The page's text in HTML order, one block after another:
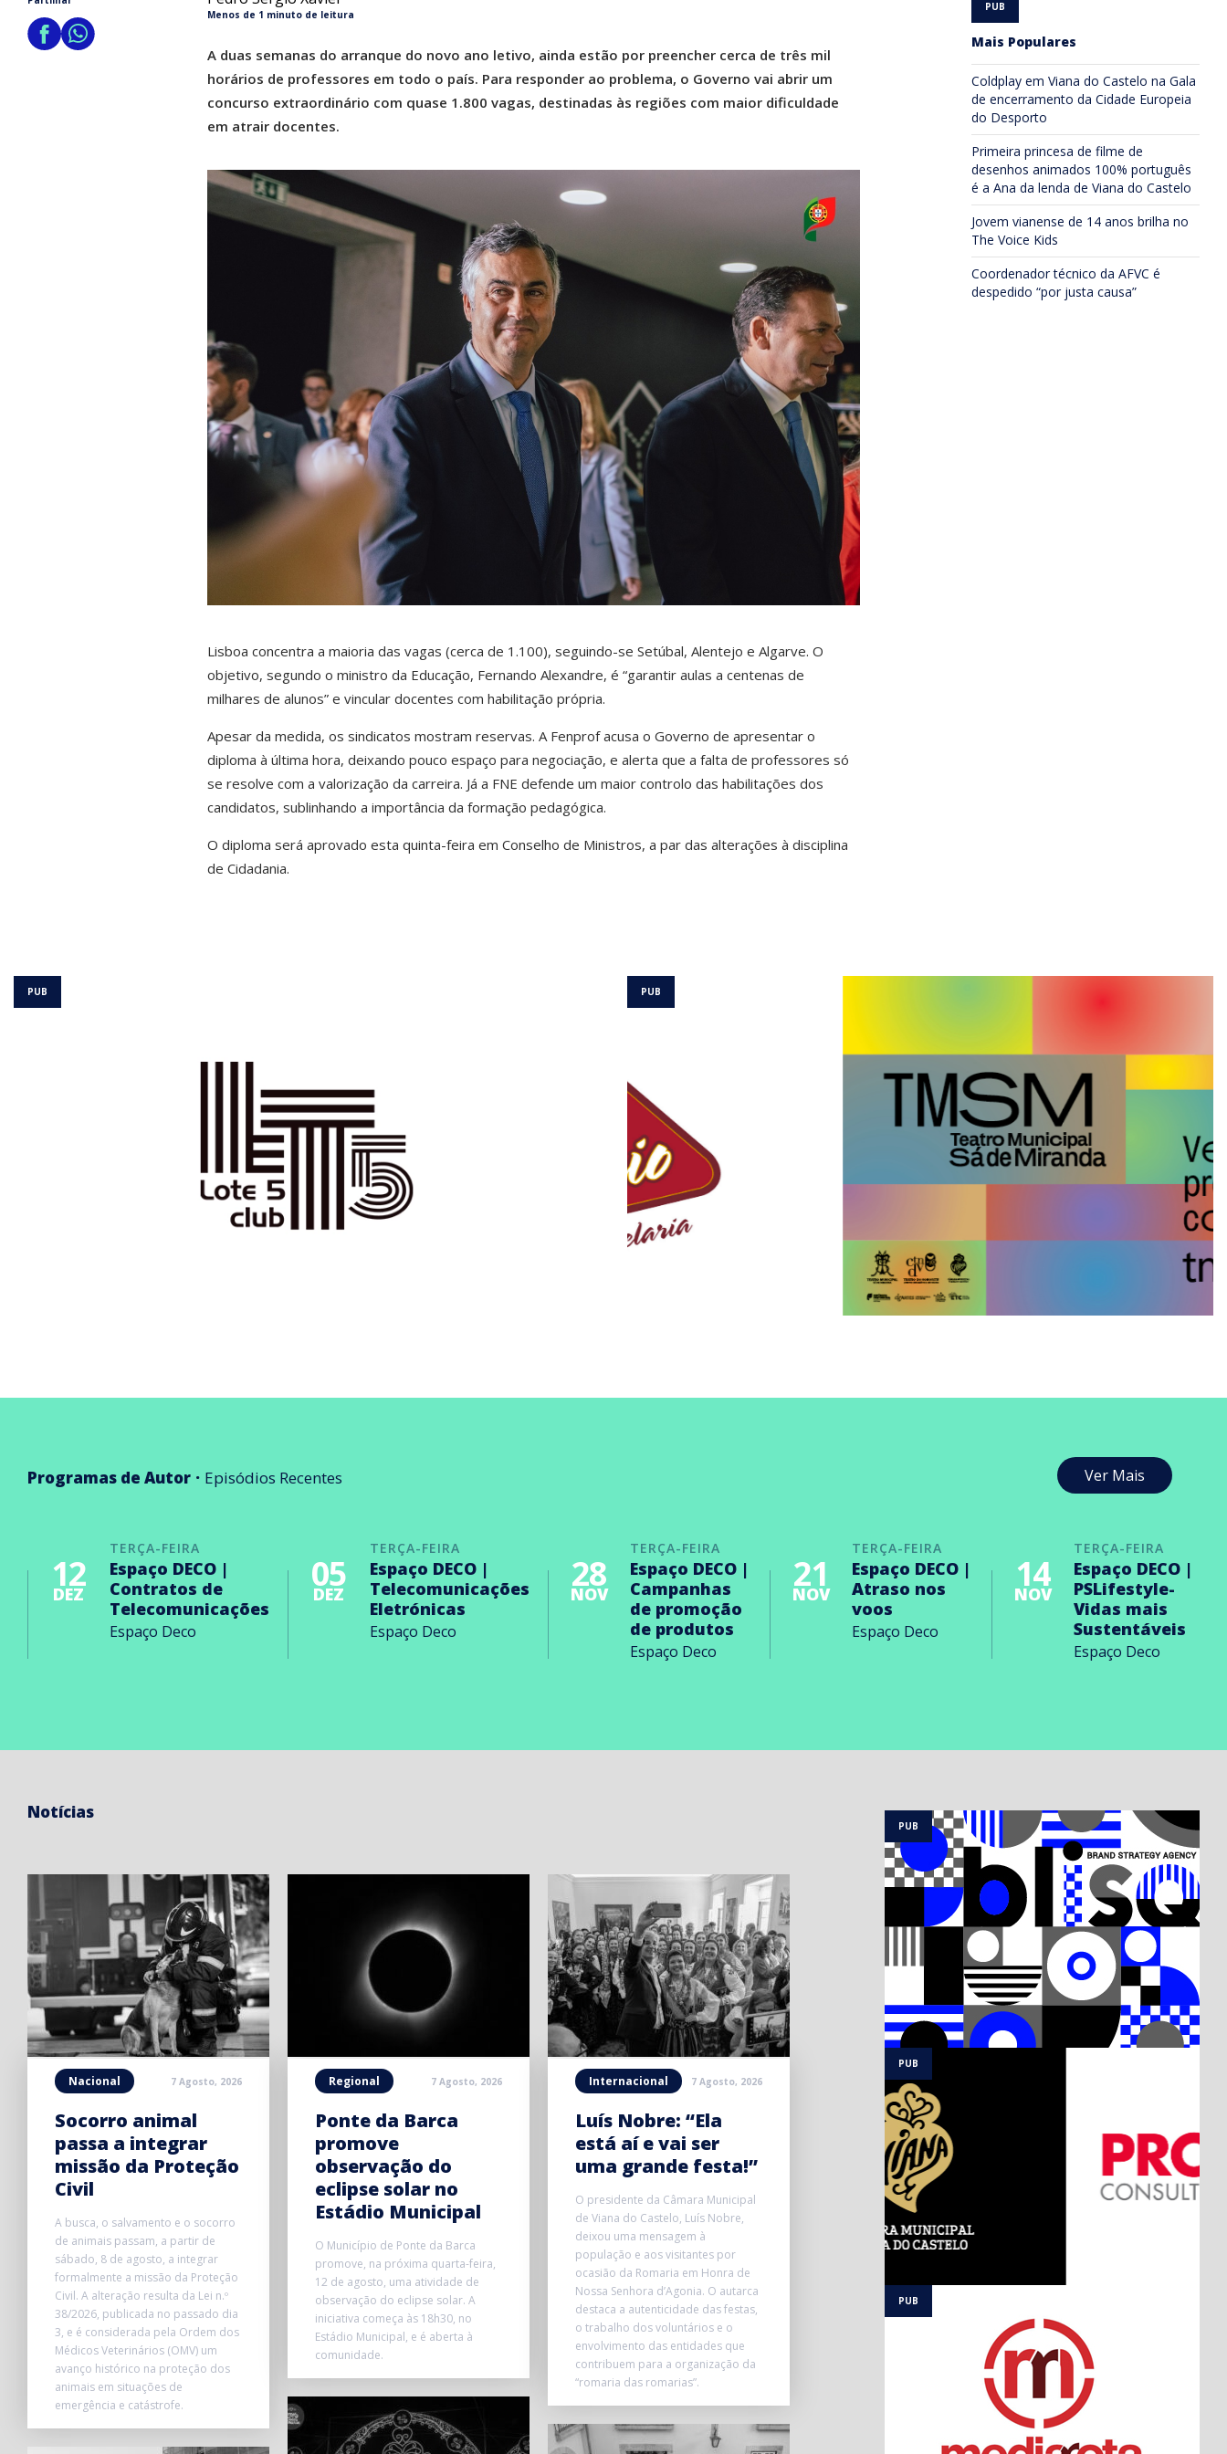
Menos de 1 minuto de leitura
A duas semanas do arranque do novo ano letivo, ainda estão por preencher cerca de três mil
horários de professores em todo o país. Para responder ao problema, o Governo vai abrir um
concurso extraordinário com quase 1.800 vagas, destinadas às regiões com maior dificuldade
em atrair docentes.
Lisboa concentra a maioria das vagas (cerca de 1.100), seguindo-se Setúbal, Alentejo e Algarve. O
objetivo, segundo o ministro da Educação, Fernando Alexandre, é “garantir aulas a centenas de
milhares de alunos” e vincular docentes com habilitação própria.
Apesar da medida, os sindicatos mostram reservas. A Fenprof acusa o Governo de apresentar o
diploma à última hora, deixando pouco espaço para negociação, e alerta que a falta de professores só
se resolve com a valorização da carreira. Já a FNE defende um maior controlo das habilitações dos
candidatos, sublinhando a importância da formação pedagógica.
O diploma será aprovado esta quinta-feira em Conselho de Ministros, a par das alterações à disciplina
de Cidadania.
Mais Populares
Coldplay em Viana do Castelo na Gala
de encerramento da Cidade Europeia
do Desporto
Primeira princesa de filme de
desenhos animados 100% português
é a Ana da lenda de Viana do Castelo
Jovem vianense de 14 anos brilha no
The Voice Kids
Coordenador técnico da AFVC é
despedido “por justa causa”
Programas de Autor Episódios Recentes Ver Mais
TERÇA-FEIRA
12
DEZ
Espaço DECO |
Contratos de
Telecomunicações
Espaço Deco
TERÇA-FEIRA
05
DEZ
Espaço DECO |
Telecomunicações
Eletrónicas
Espaço Deco
TERÇA-FEIRA
28
NOV
Espaço DECO |
Campanhas
de promoção
de produtos
Espaço Deco
TERÇA-FEIRA
21
NOV
Espaço DECO |
Atraso nos
voos
Espaço Deco
TERÇA-FEIRA
14
NOV
Espaço DECO |
PSLifestyle-
Vidas mais
Sustentáveis
Espaço Deco
Notícias
Nacional 7 Agosto, 2026
Socorro animal
passa a integrar
missão da Proteção
Civil
A busca, o salvamento e o socorro
de animais passam, a partir de
sábado, 8 de agosto, a integrar
formalmente a missão da Proteção
Civil. A alteração resulta da Lei n.º
38/2026, publicada no passado dia
3, e é considerada pela Ordem dos
Médicos Veterinários (OMV) um
avanço histórico na proteção dos
animais em situações de
emergência e catástrofe.
Regional 7 Agosto, 2026
Ponte da Barca
promove
observação do
eclipse solar no
Estádio Municipal
O Município de Ponte da Barca
promove, na próxima quarta-feira,
12 de agosto, uma atividade de
observação do eclipse solar. A
iniciativa começa às 18h30, no
Estádio Municipal, e é aberta à
comunidade.
Internacional 7 Agosto, 2026
Luís Nobre: “Ela
está aí e vai ser
uma grande festa!”
O presidente da Câmara Municipal
de Viana do Castelo, Luís Nobre,
deixou uma mensagem à
população e aos visitantes por
ocasião da Romaria em Honra de
Nossa Senhora d’Agonia. O autarca
destaca a autenticidade das festas,
o trabalho dos voluntários e o
envolvimento das entidades que
contribuem para a organização da
“romaria das romarias”.